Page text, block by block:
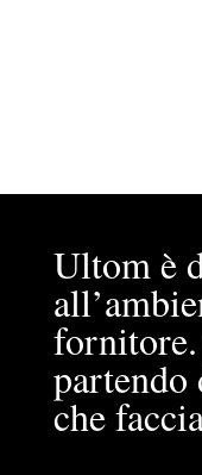
Ultom è
partendo
che